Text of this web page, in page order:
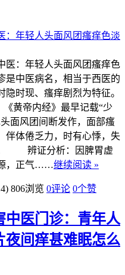
：年轻人头面风团瘙痒色
是中医病名，相当于西医的
时现、瘙痒剧烈为特征。
《黄帝内经》最早记载“少
面风团间断发作，面部瘙
伴体倦乏力，时有心悸，失
。 辨证分析：因脾胃虚
，正气……继续阅读 »
806浏览 0评论 0个赞
中医门诊：青年人
夜间痒甚难眠怎么